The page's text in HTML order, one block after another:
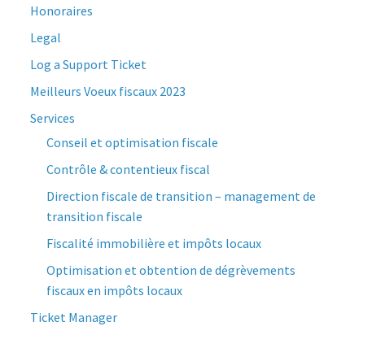
Honoraires
Legal
Log a Support Ticket
Meilleurs Voeux fiscaux 2023
Services
Conseil et optimisation fiscale
Contrôle & contentieux fiscal
Direction fiscale de transition – management de
transition fiscale
Fiscalité immobilière et impôts locaux
Optimisation et obtention de dégrèvements
fiscaux en impôts locaux
Ticket Manager